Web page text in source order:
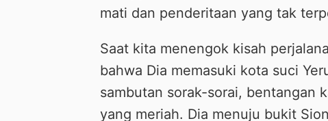
mati dan penderitaan yang tak
Saat kita menengok kisah
bahwa Dia memasuki kota suci
sambutan sorak-sorai, bentangan
yang meriah. Dia menuju bukit